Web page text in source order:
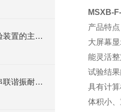
变频串联谐振耐压试验装置的主要应用
解释调频式和调感式串联谐振耐压试验装置有什么区别？
MSXB-
产品特点
大屏幕
能灵活
试验结
具有计
体积小